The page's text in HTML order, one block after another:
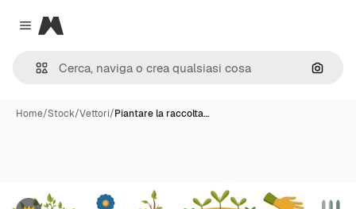
Close menu
Magnific
Cerca
Home/Stock/Vettori/Piantare la raccolta…